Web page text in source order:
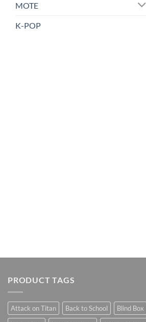
MOTE
K-POP
PRODUCT TAGS
Attack on Titan Back to School Blind Box